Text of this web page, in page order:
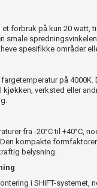
forbruk på kun 20 watt,
smale
spesifikke områder
på 4000K.
verksted eller
fra -20°C til +40°C,
kompakte
belysning.
i SHIFT-systemet,